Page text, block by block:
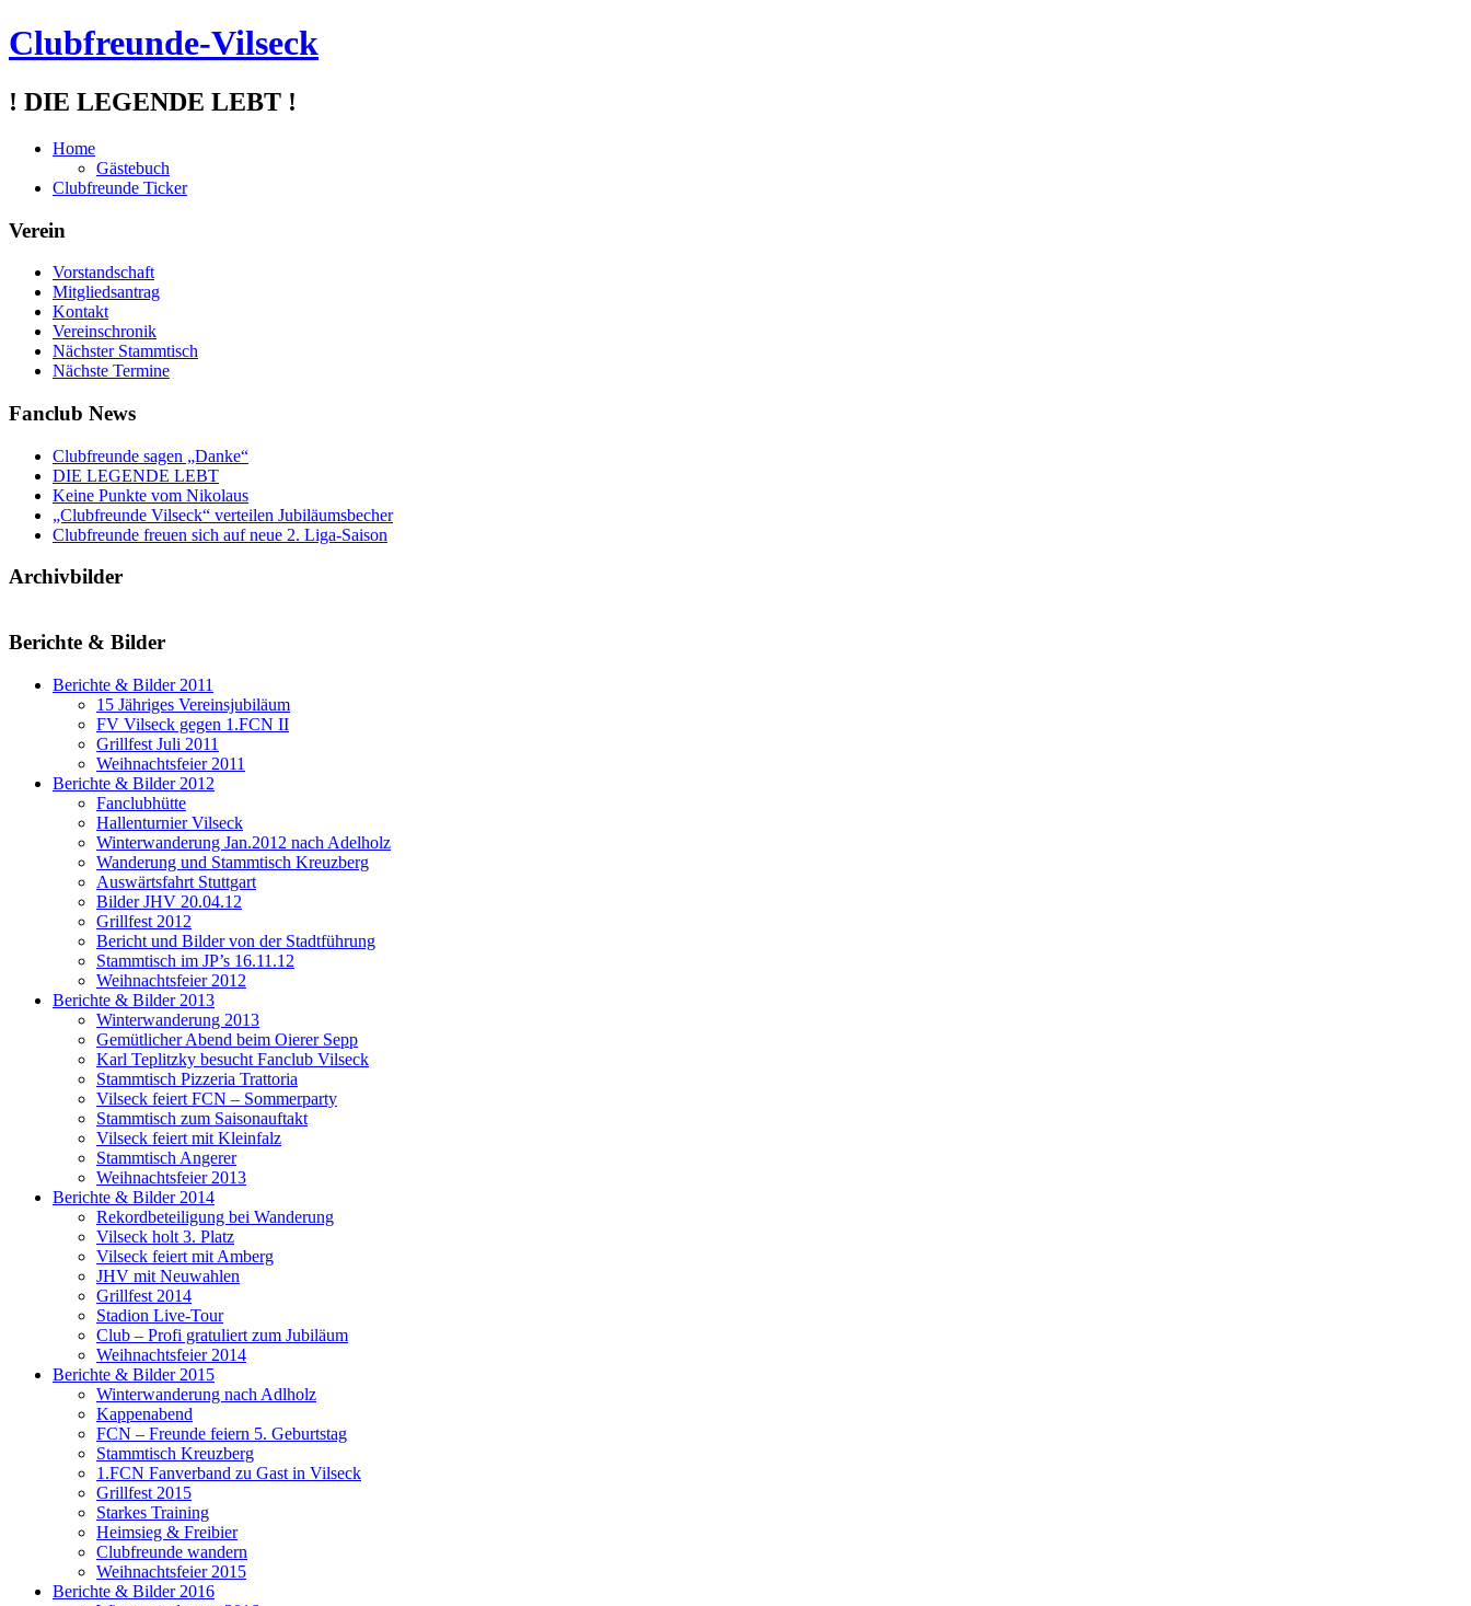
Clubfreunde-Vilseck
! DIE LEGENDE LEBT !
Home
Gästebuch
Clubfreunde Ticker
Verein
Vorstandschaft
Mitgliedsantrag
Kontakt
Vereinschronik
Nächster Stammtisch
Nächste Termine
Fanclub News
Clubfreunde sagen „Danke“
DIE LEGENDE LEBT
Keine Punkte vom Nikolaus
„Clubfreunde Vilseck“ verteilen Jubiläumsbecher
Clubfreunde freuen sich auf neue 2. Liga-Saison
Archivbilder
Berichte & Bilder
Berichte & Bilder 2011
15 Jähriges Vereinsjubiläum
FV Vilseck gegen 1.FCN II
Grillfest Juli 2011
Weihnachtsfeier 2011
Berichte & Bilder 2012
Fanclubhütte
Hallenturnier Vilseck
Winterwanderung Jan.2012 nach Adelholz
Wanderung und Stammtisch Kreuzberg
Auswärtsfahrt Stuttgart
Bilder JHV 20.04.12
Grillfest 2012
Bericht und Bilder von der Stadtführung
Stammtisch im JP’s 16.11.12
Weihnachtsfeier 2012
Berichte & Bilder 2013
Winterwanderung 2013
Gemütlicher Abend beim Oierer Sepp
Karl Teplitzky besucht Fanclub Vilseck
Stammtisch Pizzeria Trattoria
Vilseck feiert FCN – Sommerparty
Stammtisch zum Saisonauftakt
Vilseck feiert mit Kleinfalz
Stammtisch Angerer
Weihnachtsfeier 2013
Berichte & Bilder 2014
Rekordbeteiligung bei Wanderung
Vilseck holt 3. Platz
Vilseck feiert mit Amberg
JHV mit Neuwahlen
Grillfest 2014
Stadion Live-Tour
Club – Profi gratuliert zum Jubiläum
Weihnachtsfeier 2014
Berichte & Bilder 2015
Winterwanderung nach Adlholz
Kappenabend
FCN – Freunde feiern 5. Geburtstag
Stammtisch Kreuzberg
1.FCN Fanverband zu Gast in Vilseck
Grillfest 2015
Starkes Training
Heimsieg & Freibier
Clubfreunde wandern
Weihnachtsfeier 2015
Berichte & Bilder 2016